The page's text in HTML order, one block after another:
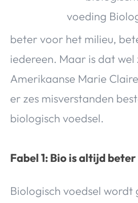
Over Valerie
Over Valerie
De Top 5
VALERIE'S
beter voor het milieu,
iedereen. Maar is dat wel
Amerikaanse Marie
er zes misverstanden
biologisch voedsel.
Fabel 1: Bio is altijd
Biologisch voedsel